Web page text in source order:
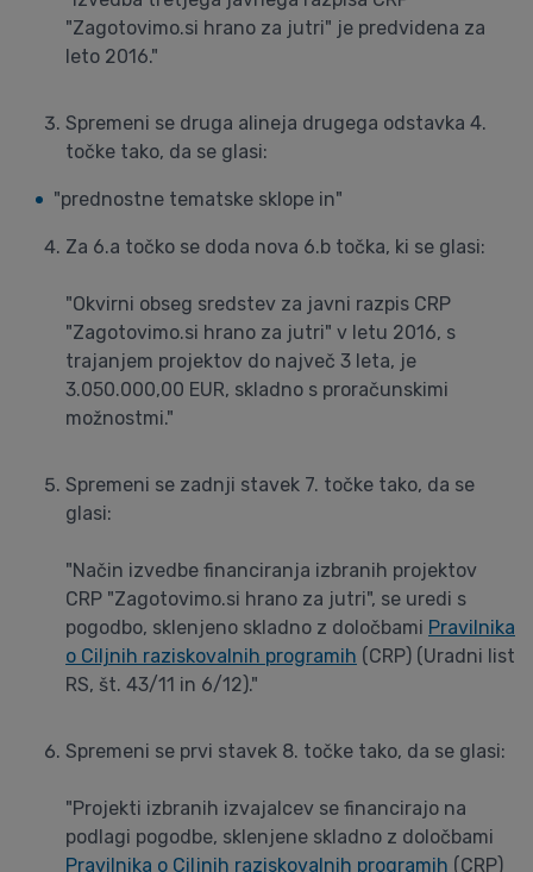
"Zagotovimo.si hrano za jutri" je predvidena za
leto 2016."
Spremeni se druga alineja drugega odstavka 4.
točke tako, da se glasi:
"prednostne tematske sklope in"
Za 6.a točko se doda nova 6.b točka, ki se glasi:
"Okvirni obseg sredstev za javni razpis CRP
"Zagotovimo.si hrano za jutri" v letu 2016, s
trajanjem projektov do največ 3 leta, je
3.050.000,00 EUR, skladno s proračunskimi
možnostmi."
Spremeni se zadnji stavek 7. točke tako, da se
glasi:
"Način izvedbe financiranja izbranih projektov
CRP "Zagotovimo.si hrano za jutri", se uredi s
pogodbo, sklenjeno skladno z določbami Pravilnika
o Ciljnih raziskovalnih programih (CRP) (Uradni list
RS, št. 43/11 in 6/12)."
Spremeni se prvi stavek 8. točke tako, da se glasi:
"Projekti izbranih izvajalcev se financirajo na
podlagi pogodbe, sklenjene skladno z določbami
Pravilnika o Ciljnih raziskovalnih programih (CRP)